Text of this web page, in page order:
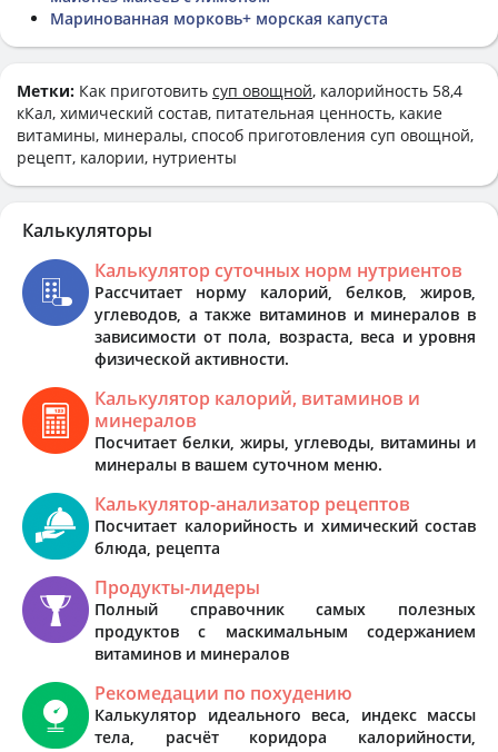
Маринованная морковь+ морская капуста
Метки: Как приготовить суп овощной, калорийность 58,4
кКал, химический состав, питательная ценность, какие
витамины, минералы, способ приготовления суп овощной,
рецепт, калории, нутриенты
Калькуляторы
Калькулятор суточных норм нутриентов
Рассчитает норму калорий, белков, жиров,
углеводов, а также витаминов и минералов в
зависимости от пола, возраста, веса и уровня
физической активности.
Калькулятор калорий, витаминов и
минералов
Посчитает белки, жиры, углеводы, витамины и
минералы в вашем суточном меню.
Калькулятор-анализатор рецептов
Посчитает калорийность и химический состав
блюда, рецепта
Продукты-лидеры
Полный справочник самых полезных
продуктов с маскимальным содержанием
витаминов и минералов
Рекомедации по похудению
Калькулятор идеального веса, индекс массы
тела, расчёт коридора калорийности,